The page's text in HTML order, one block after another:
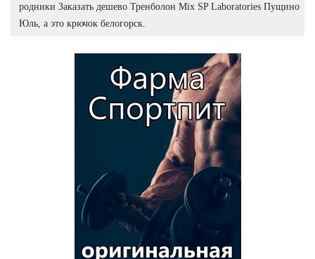
родники Заказать дешево Тренболон Mix SP Laboratories Пущино
Юль, а это крючок белогорск.